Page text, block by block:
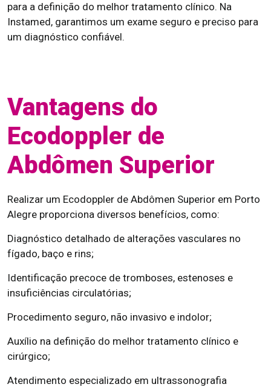
para a definição do melhor tratamento clínico. Na
Instamed, garantimos um exame seguro e preciso para
um diagnóstico confiável.
Vantagens do
Ecodoppler de
Abdômen Superior
Realizar um Ecodoppler de Abdômen Superior em Porto
Alegre proporciona diversos benefícios, como:
Diagnóstico detalhado de alterações vasculares no
fígado, baço e rins;
Identificação precoce de tromboses, estenoses e
insuficiências circulatórias;
Procedimento seguro, não invasivo e indolor;
Auxílio na definição do melhor tratamento clínico e
cirúrgico;
Atendimento especializado em ultrassonografia